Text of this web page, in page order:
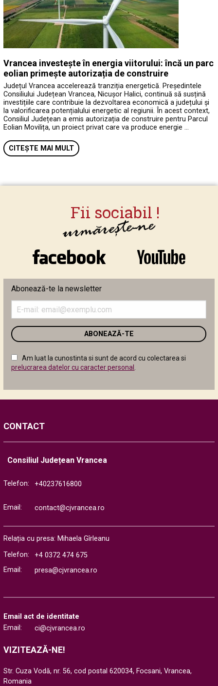
Vrancea investește în energia viitorului: încă un parc
eolian primește autorizația de construire
Județul Vrancea accelerează tranziția energetică. Președintele
Consiliului Județean Vrancea, Nicușor Halici, continuă să susțină
investițiile care contribuie la dezvoltarea economică a județului și
la valorificarea potențialului energetic al regiunii. În acest context,
Consiliul Județean a emis autorizația de construire pentru Parcul
Eolian Movilița, un proiect privat care va produce energie …
CITEȘTE MAI MULT
Abonează-te la newsletter
adresa
email
în
următor
Am luat la cunostinta si sunt de acord cu colectarea si
prelucrarea datelor cu caracter personal .
CONTACT
Consiliul Județean Vrancea
Telefon: +40237616800
Email: contact@cjvrancea.ro
Relația cu presa: Mihaela Gîrleanu
Telefon:
+4 0372 474 675
Email:
presa@cjvrancea.ro
Email act de identitate
Email:
ci@cjvrancea.ro
VIZITEAZĂ-NE!
Str. Cuza Vodă, nr. 56, cod postal 620034, Focsani, Vrancea,
Romania